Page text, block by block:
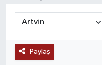
Paylaş
İstanbul Trafik